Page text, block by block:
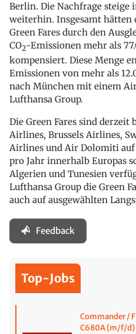
Berlin. Die Nachfrage steige
weiterhin. Insgesamt hätten
Green Fares durch den
CO2-Emissionen mehr als
kompensiert. Diese Menge
Emissionen von mehr als
nach München mit einem
Lufthansa Group.
Die Green Fares sind derzeit
Airlines, Brussels Airlines,
Airlines und Air Dolomiti
pro Jahr innerhalb Europas
Algerien und Tunesien
Lufthansa Group die Green
auch auf ausgewählten
Feedback
Top-Jobs
Commander /
C680A (m/f/d)